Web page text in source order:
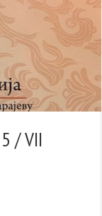
/ VII